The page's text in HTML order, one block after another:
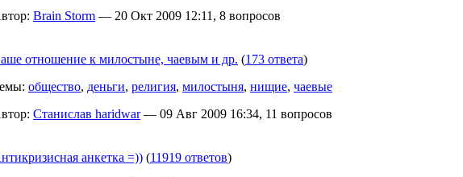
Brain Storm — 20 Окт 2009 12:11, 8 вопросов
отношение к милостыне, чаевым и др. (173 ответа)
общество, деньги, религия, милостыня, нищие, чаевые
Станислав haridwar— 09 Авг 2009 16:34, 11 вопросов
анкетка =)) (11919 ответов)